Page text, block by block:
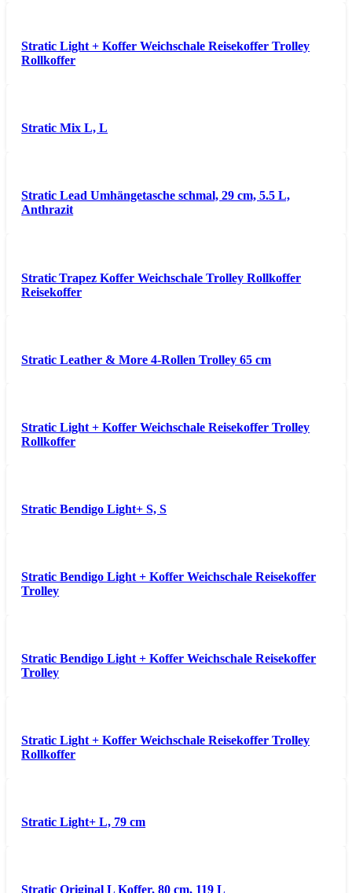
Stratic Light + Koffer Weichschale Reisekoffer Trolley
Rollkoffer
Stratic Mix L, L
Stratic Lead Umhängetasche schmal, 29 cm, 5.5 L,
Anthrazit
Stratic Trapez Koffer Weichschale Trolley Rollkoffer
Reisekoffer
Stratic Leather & More 4-Rollen Trolley 65 cm
Stratic Light + Koffer Weichschale Reisekoffer Trolley
Rollkoffer
Stratic Bendigo Light+ S, S
Stratic Bendigo Light + Koffer Weichschale Reisekoffer
Trolley
Stratic Bendigo Light + Koffer Weichschale Reisekoffer
Trolley
Stratic Light + Koffer Weichschale Reisekoffer Trolley
Rollkoffer
Stratic Light+ L, 79 cm
Stratic Original L Koffer, 80 cm, 119 L